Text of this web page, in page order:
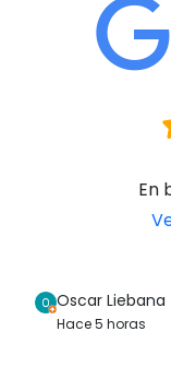
En
Oscar Liebana
Hace 5 horas